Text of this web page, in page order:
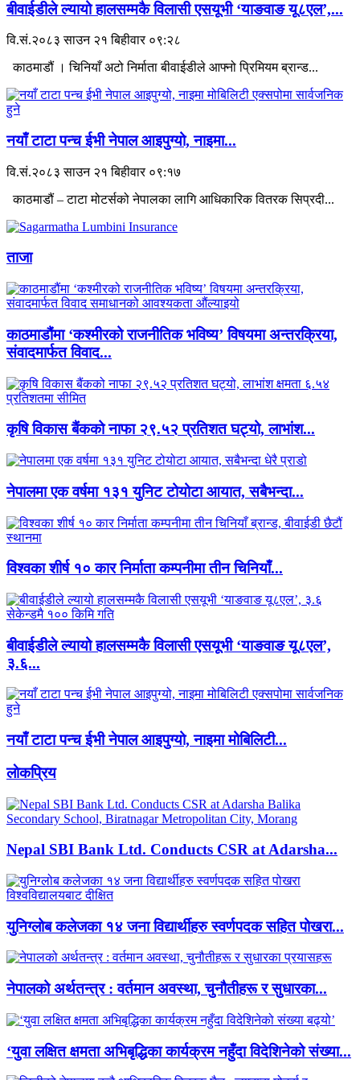
बीवाईडीले ल्यायो हालसम्मकै विलासी एसयूभी ‘याङवाङ यू८एल’,...
वि.सं.२०८३ साउन २१ बिहीवार ०९:२८
काठमाडौं । चिनियाँ अटो निर्माता बीवाईडीले आफ्नो प्रिमियम ब्रान्ड...
नयाँ टाटा पन्च ईभी नेपाल आइपुग्यो, नाइमा...
वि.सं.२०८३ साउन २१ बिहीवार ०९:१७
काठमाडौं – टाटा मोटर्सको नेपालका लागि आधिकारिक वितरक सिप्रदी...
ताजा
काठमाडौंमा ‘कश्मीरको राजनीतिक भविष्य’ विषयमा अन्तरक्रिया,
संवादमार्फत विवाद...
कृषि विकास बैंकको नाफा २९.५२ प्रतिशत घट्यो, लाभांश...
नेपालमा एक वर्षमा १३१ युनिट टोयोटा आयात, सबैभन्दा...
विश्वका शीर्ष १० कार निर्माता कम्पनीमा तीन चिनियाँ...
बीवाईडीले ल्यायो हालसम्मकै विलासी एसयूभी ‘याङवाङ यू८एल’,
३.६...
नयाँ टाटा पन्च ईभी नेपाल आइपुग्यो, नाइमा मोबिलिटी...
लाेकप्रिय
Nepal SBI Bank Ltd. Conducts CSR at Adarsha...
युनिग्लोब कलेजका १४ जना विद्यार्थीहरु स्वर्णपदक सहित पोखरा...
नेपालको अर्थतन्त्र : वर्तमान अवस्था, चुनौतीहरू र सुधारका...
‘युवा लक्षित क्षमता अभिबृद्धिका कार्यक्रम नहुँदा विदेशिनेको संख्या...